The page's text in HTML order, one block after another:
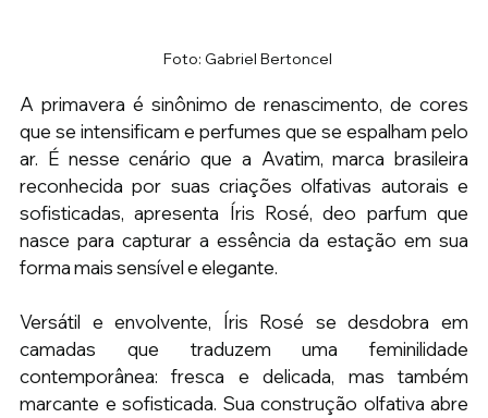
Foto: Gabriel Bertoncel
A primavera é sinônimo de renascimento, de cores
que se intensificam e perfumes que se espalham pelo
ar. É nesse cenário que a Avatim, marca brasileira
reconhecida por suas criações olfativas autorais e
sofisticadas, apresenta Íris Rosé, deo parfum que
nasce para capturar a essência da estação em sua
forma mais sensível e elegante.
Versátil e envolvente, Íris Rosé se desdobra em
camadas que traduzem uma feminilidade
contemporânea: fresca e delicada, mas também
marcante e sofisticada. Sua construção olfativa abre